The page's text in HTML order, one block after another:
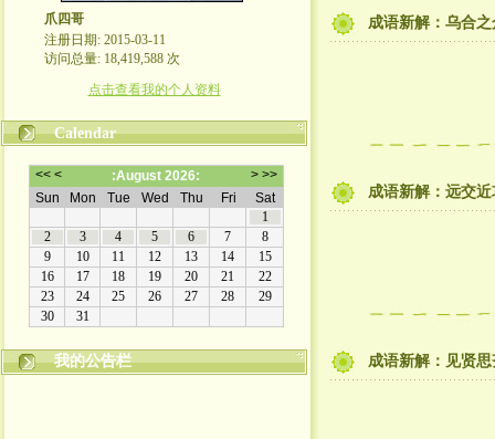
爪四哥
注册日期: 2015-03-11
访问总量: 18,419,588 次
点击查看我的个人资料
Calendar
我的公告栏
成语新解：乌合之
成语新解：远交近
成语新解：见贤思